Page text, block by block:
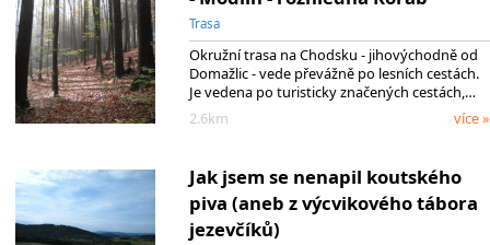
Trasa
Okružní trasa na Chodsku - jihovýchodně od
Domažlic - vede převážně po lesních cestách.
Je vedena po turisticky značených cestách,…
2.6km
více »
Jak jsem se nenapil koutského
piva (aneb z výcvikového tábora
jezevčíků)